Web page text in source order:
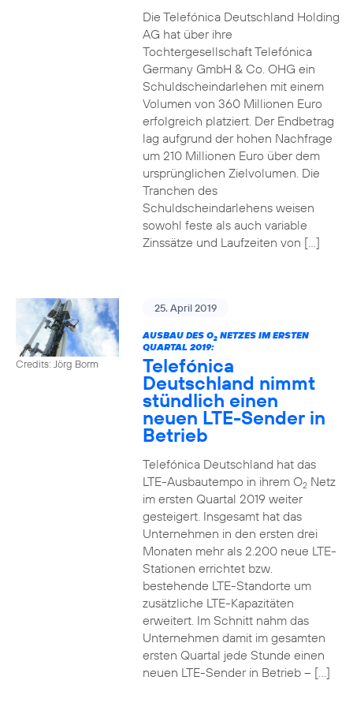
Die Telefónica Deutschland Holding
AG hat über ihre
Tochtergesellschaft Telefónica
Germany GmbH & Co. OHG ein
Schuldscheindarlehen mit einem
Volumen von 360 Millionen Euro
erfolgreich platziert. Der Endbetrag
lag aufgrund der hohen Nachfrage
um 210 Millionen Euro über dem
ursprünglichen Zielvolumen. Die
Tranchen des
Schuldscheindarlehens weisen
sowohl feste als auch variable
Zinssätze und Laufzeiten von […]
Credits: Jörg Borm
25. April 2019
AUSBAU DES O2NETZES IM ERSTEN
QUARTAL 2019:
Telefónica
Deutschland nimmt
stündlich einen
neuen LTE-Sender in
Betrieb
Telefónica Deutschland hat das
LTE-Ausbautempo in ihrem O2Netz
im ersten Quartal 2019 weiter
gesteigert. Insgesamt hat das
Unternehmen in den ersten drei
Monaten mehr als 2.200 neue LTE-
Stationen errichtet bzw.
bestehende LTE-Standorte um
zusätzliche LTE-Kapazitäten
erweitert. Im Schnitt nahm das
Unternehmen damit im gesamten
ersten Quartal jede Stunde einen
neuen LTE-Sender in Betrieb – […]